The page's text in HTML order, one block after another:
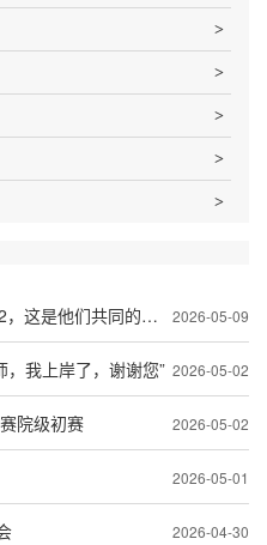
白衣天使“听见”大地心跳——5·12，这是他们共同的节日 2026-05-09
我上岸了，谢谢您” 2026-05-02
院级初赛 2026-05-02
2026-05-01
2026-04-30